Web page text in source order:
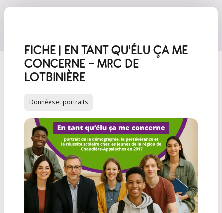
FICHE | EN TANT QU'ÉLU ÇA ME
CONCERNE – MRC DE
LOTBINIÈRE
Données et portraits